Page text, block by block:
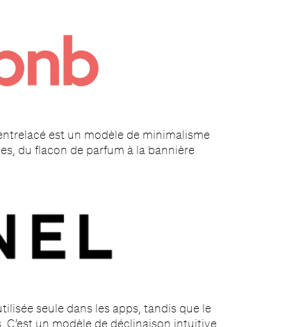
est un modèle de minimalisme
du flacon de parfum à la bannière
seule dans les apps, tandis que le
un modèle de déclinaison intuitive